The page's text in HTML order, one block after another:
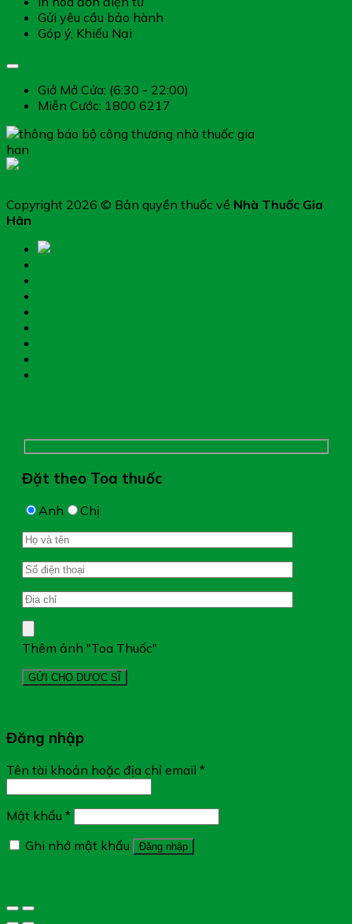
Gửi yêu cầu bảo hành
Góp ý, Khiếu Nại
Giở Mở Cửa: (6:30 - 22:00)
Miễn Cước: 1800 6217
Copyright 2026 © Bản quyền thuốc về Nhà Thuốc Gia
Hân
Đặt theo Toa thuốc
Anh Chị
Thêm ảnh "Toa Thuốc"
Đăng nhập
Tên tài khoản hoặc địa chỉ email *
Mật khẩu *
Ghi nhớ mật khẩu
Đăng nhập